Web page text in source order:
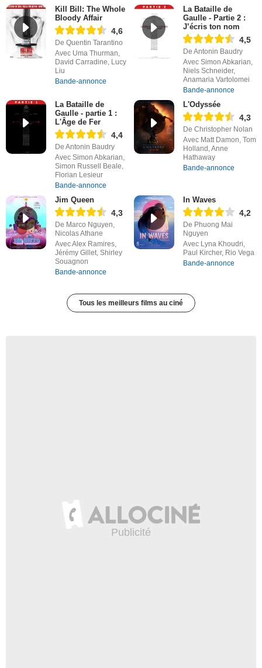
Kill Bill: The Whole
Bloody Affair
4,6
De Quentin Tarantino
Avec Uma Thurman,
David Carradine, Lucy
Liu
Bande-annonce
La Bataille de
Gaulle - Partie 2 :
J’écris ton nom
4,5
De Antonin Baudry
Avec Simon Abkarian,
Niels Schneider,
Anamaria Vartolomei
Bande-annonce
La Bataille de
Gaulle - partie 1 :
L'Âge de Fer
4,4
De Antonin Baudry
Avec Simon Abkarian,
Simon Russell Beale,
Florian Lesieur
Bande-annonce
L'Odyssée
4,3
De Christopher Nolan
Avec Matt Damon, Tom
Holland, Anne
Hathaway
Bande-annonce
Jim Queen
4,3
De Marco Nguyen,
Nicolas Athane
Avec Alex Ramires,
Jérémy Gillet, Shirley
Souagnon
Bande-annonce
In Waves
4,2
De Phuong Mai
Nguyen
Avec Lyna Khoudri,
Paul Kircher, Rio Vega
Bande-annonce
Tous les meilleurs films au ciné